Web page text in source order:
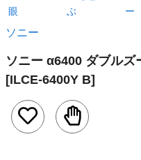
眼
ぶ
ー
ソニー
ソニー α6400 ダブルズ
[ILCE-6400Y B]